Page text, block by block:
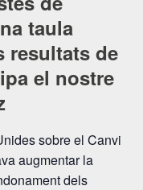
taula
resultats de
el nostre
sobre el Canvi
augmentar la
dels